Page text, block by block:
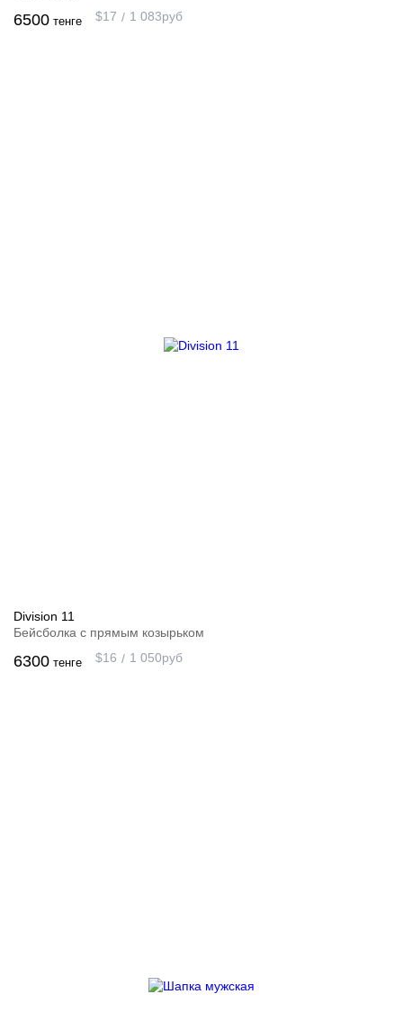
6500 тенге $17 1 083руб
Division 11
Бейсболка с прямым козырьком
6300 тенге $16 1 050руб